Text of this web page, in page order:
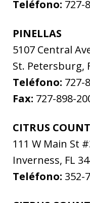
Teléfono: 727-
PINELLAS
5107 Central
St. Petersburg,
Teléfono: 727-
Fax: 727-898-
CITRUS
111 W Main St
Inverness, FL
Teléfono: 352-